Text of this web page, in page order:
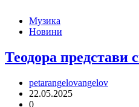
Музика
Новини
Теодора представи
petarangelovangelov
22.05.2025
0